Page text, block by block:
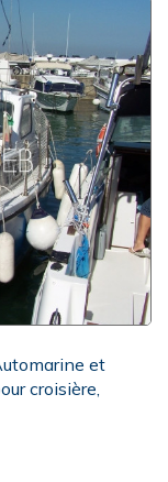
et
croisière,